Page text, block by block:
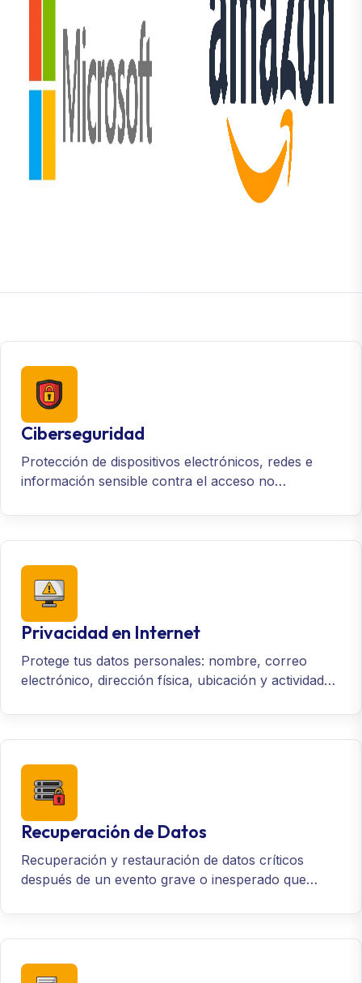
Ciberseguridad
Protección de dispositivos electrónicos, redes e
información sensible contra el acceso no
Privacidad en Internet
Protege tus datos personales: nombre, correo
electrónico, dirección física, ubicación y actividades
intercambio y el uso indebido.
Recuperación de Datos
Recuperación y restauración de datos críticos
después de un evento grave o inesperado que
datos.